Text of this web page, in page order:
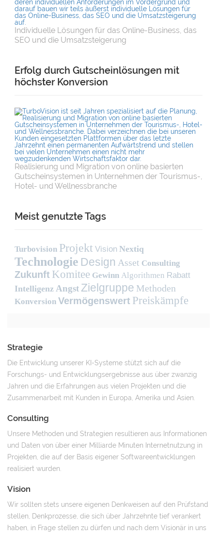
Individuelle Lösungen für das Online-Business, das
SEO und die Umsatzsteigerung
Erfolg durch Gutscheinlösungen mit
höchster Konversion
Realisierung und Migration von online basierten
Gutscheinsystemen in Unternehmen der Tourismus-,
Hotel- und Wellnessbranche
Meist genutzte Tags
Turbovision Projekt Vision Nextiq
Technologie Design Asset Consulting
Zukunft Komitee Gewinn Algorithmen Rabatt
Intelligenz Angst Zielgruppe Methoden
Konversion Vermögenswert Preiskämpfe
Strategie
Die Entwicklung unserer KI-Systeme stützt sich auf die
Forschungs- und Entwicklungsergebnisse aus über zwanzig
Jahren und die Erfahrungen aus vielen Projekten und die
Zusammenarbeit mit Kunden in Europa, Amerika und Asien.
Consulting
Unsere Methoden und Strategien resultieren aus Informationen
und Daten von über einer Milliarde Minuten Internetnutzung in
Projekten, die auf der Basis eigener Softwareentwicklungen
realisiert wurden.
Vision
Wir sollten stets unsere eigenen Denkweisen auf den Prüfstand
stellen, Denkprozesse, die sich über Jahrzehnte tief verankert
haben, in Frage stellen zu dürfen und nach dem Visionär in uns